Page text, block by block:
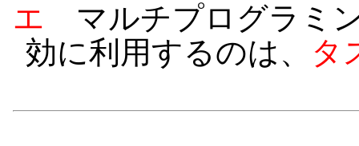
エ マルチプログラミ
効に利用するのは、
タ